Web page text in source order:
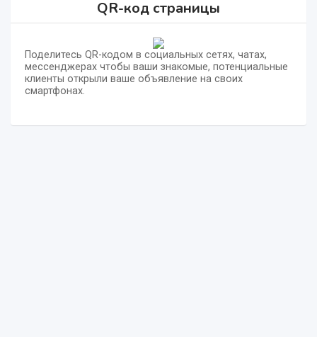
QR-код страницы
Поделитесь QR-кодом в социальных сетях, чатах,
мессенджерах чтобы ваши знакомые, потенциальные
клиенты открыли ваше объявление на своих
смартфонах.